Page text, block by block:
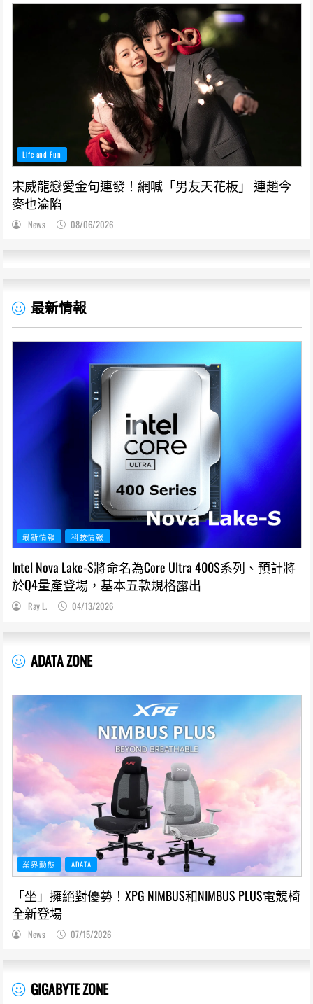
Life and Fun
宋威龍戀愛金句連發！網喊「男友天花板」 連趙今
麥也淪陷
News 08/06/2026
最新情報
最新情報 科技情報
Intel Nova Lake-S將命名為Core Ultra 400S系列、預計將
於Q4量產登場，基本五款規格露出
Ray L. 04/13/2026
ADATA ZONE
業界動態 ADATA
「坐」擁絕對優勢！XPG NIMBUS和NIMBUS PLUS電競椅
全新登場
News 07/15/2026
GIGABYTE ZONE